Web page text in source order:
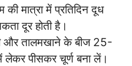
की मात्रा में प्रतिदिन दूध
दूर होती है।
और तालमखाने के बीज 25-
लेकर पीसकर चूर्ण बना लें।